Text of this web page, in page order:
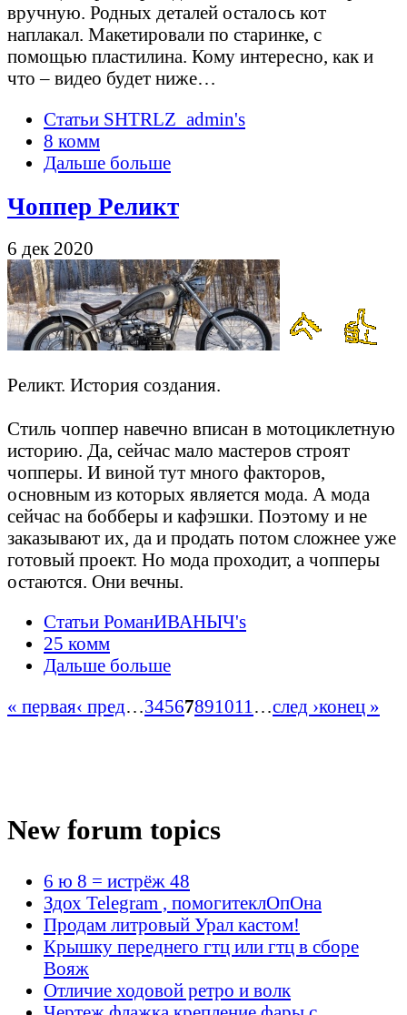
вручную. Родных деталей осталось кот
наплакал. Макетировали по старинке, с
помощью пластилина. Кому интересно, как и
что – видео будет ниже…
Статьи SHTRLZ_admin's
8 комм
Дальше больше
Чоппер Реликт
6 дек 2020
Реликт. История создания.
Стиль чоппер навечно вписан в мотоциклетную
историю. Да, сейчас мало мастеров строят
чопперы. И виной тут много факторов,
основным из которых является мода. А мода
сейчас на бобберы и кафэшки. Поэтому и не
заказывают их, да и продать потом сложнее уже
готовый проект. Но мода проходит, а чопперы
остаются. Они вечны.
Статьи РоманИВАНЫЧ's
25 комм
Дальше больше
« первая‹ пред…34567891011 …след ›конец »
New forum topics
6 ю 8 = истрёж 48
Здох Telegram , помогитеклОпОна
Продам литровый Урал кастом!
Крышку переднего гтц или гтц в сборе
Вояж
Отличие ходовой ретро и волк